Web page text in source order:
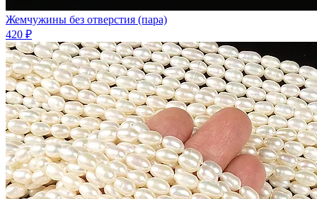
Жемчужины без отверстия (пара)
420 ₽